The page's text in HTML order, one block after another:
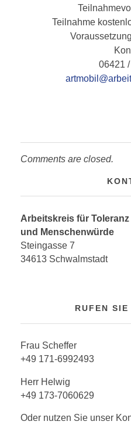
Teilnahme
06421
Comments are closed.
Arbeitskreis für Toleranz
und Menschenwürde
Steingasse 7
34613 Schwalmstadt
RUFEN
Frau Scheffer
+49 171-6992493
Herr Helwig
+49 173-7060629
Oder nutzen Sie unser